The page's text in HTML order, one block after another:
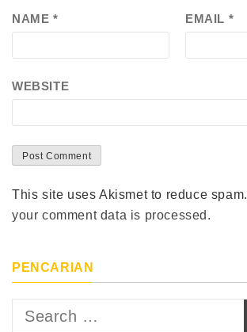
NAME * EMAIL *
WEBSITE
This site uses Akismet to reduce spam.
your comment data is processed.
PENCARIAN
Search